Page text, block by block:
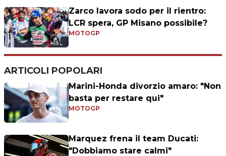
Zarco lavora sodo per il rientro:
LCR spera, GP Misano possibile?
MOTOGP
ARTICOLI POPOLARI
Marini-Honda divorzio amaro: "Non
basta per restare qui"
MOTOGP
Marquez frena il team Ducati:
"Dobbiamo stare calmi"